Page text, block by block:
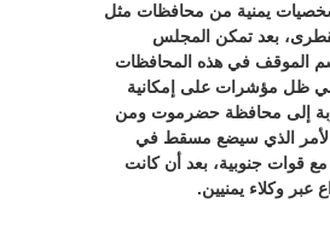
يمنية من محافظات مثل
بعد تمكن المجلس
الموقف في هذه المحافظات
ظل مؤشرات على إمكانية
إلى محافظة حضرموت ومن
الأمر الذي سيضع مسقط في
قوات جنوبية، بعد أن كانت
عبر وكلاء يمنيين.